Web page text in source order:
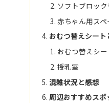
ソフトブロッ
赤ちゃん用スペ
おむつ替えシート
おむつ替えシー
授乳室
混雑状況と感想
周辺おすすめス